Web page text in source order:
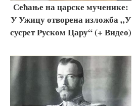
Сећање на царске мученике:
У Ужицу отворена изложба „У
сусрет Руском Цару“ (+ Видео)